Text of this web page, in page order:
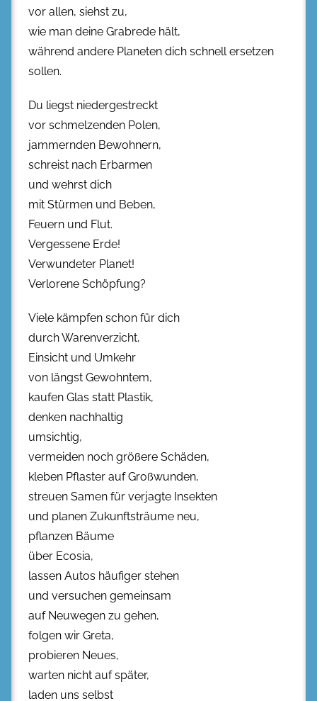
vor allen, siehst zu,
wie man deine Grabrede hält,
während andere Planeten dich schnell ersetzen
sollen.
Du liegst niedergestreckt
vor schmelzenden Polen,
jammernden Bewohnern,
schreist nach Erbarmen
und wehrst dich
mit Stürmen und Beben,
Feuern und Flut.
Vergessene Erde!
Verwundeter Planet!
Verlorene Schöpfung?
Viele kämpfen schon für dich
durch Warenverzicht,
Einsicht und Umkehr
von längst Gewohntem,
kaufen Glas statt Plastik,
denken nachhaltig
umsichtig,
vermeiden noch größere Schäden,
kleben Pflaster auf Großwunden,
streuen Samen für verjagte Insekten
und planen Zukunftsträume neu,
pflanzen Bäume
über Ecosia,
lassen Autos häufiger stehen
und versuchen gemeinsam
auf Neuwegen zu gehen,
folgen wir Greta,
probieren Neues,
warten nicht auf später,
laden uns selbst